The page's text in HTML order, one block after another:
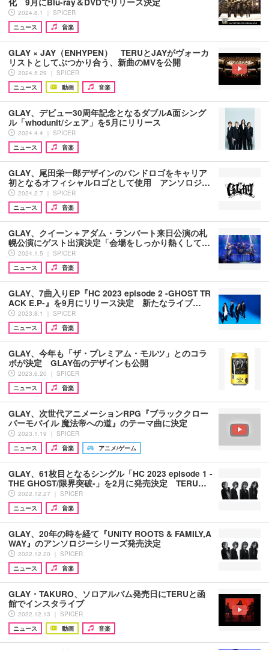
2024.8.1 ｜ SPICER
ニュース
音楽
GLAY × JAY（ENHYPEN） TERUとJAYがヴォーカ
リストとしてぶつかり合う、新曲のMVを公開
2024.5.29 ｜ SPICER
ニュース
動画 音楽
GLAY、デビュー30周年記念となるダブルA面シング
ル「whodunit/シェア」を5月にリリース
2024.4.4 ｜ SPICER
ニュース
音楽
GLAY、尾田栄一郎デザインのバンドロゴをキャリア
初となるオフィシャルロゴとして使用 アンソロジ…
2024.2.7 ｜ SPICER
ニュース
音楽
GLAY、クイーン＋アダム・ランバート来日公演の札
幌公演にゲスト出演決定「会場をしっかり熱くして…
2024.1.5 ｜ SPICER
ニュース
音楽
GLAY、7曲入りEP『HC 2023 episode 2 -GHOST TR
ACK E.P-』を9月にリリース決定 新たなライブ…
2023.8.1 ｜ SPICER
ニュース
音楽
GLAY、今年も「ザ・プレミアム・モルツ」とのコラ
ボが決定 GLAY缶のデザインも公開
2023.6.20 ｜ SPICER
ニュース
音楽
GLAY、次世代アニメーションRPG『ブラッククロー
バーモバイル 魔法帝への道』のテーマ曲に決定
2023.1.19 ｜ SPICER
ニュース
音楽 アニメ/ゲーム
GLAY、61枚目となるシングル「HC 2023 episode 1 -
THE GHOST/限界突破-」を2月に発売決定 TERU…
2022.12.27 ｜ SPICER
ニュース
音楽
GLAY、20年の時を経て『UNITY ROOTS & FAMILY,A
WAY』のアンソロジーシリーズ発売決定
2022.12.20 ｜ SPICER
ニュース
音楽
GLAY・TAKURO、ソロアルバム発売日にTERUと函
館でインスタライブ
2022.12.13 ｜ SPICER
ニュース
動画 音楽